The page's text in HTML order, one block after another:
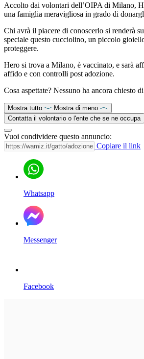
Accolto dai volontari dell’OIPA di Milano,
una famiglia meravigliosa in grado di
Chi avrà il piacere di conoscerlo si renderà
speciale questo cucciolino, un piccolo
proteggere.
Hero si trova a Milano, è vaccinato, e sarà
affido e con controlli post adozione.
Cosa aspettate? Nessuno ha ancora chiesto
Mostra tutto
Mostra di meno
Contatta il volontario o l'ente che se ne occupa
Vuoi condividere questo annuncio:
Copiare il link
Whatsapp
Messenger
Facebook